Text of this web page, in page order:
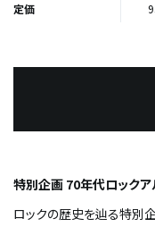
定価
特別企画 70年代ロック
ロックの歴史を辿る特別